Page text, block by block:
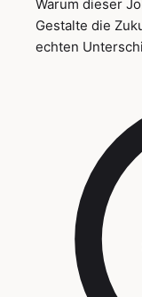
Warum dieser
Gestalte die
echten